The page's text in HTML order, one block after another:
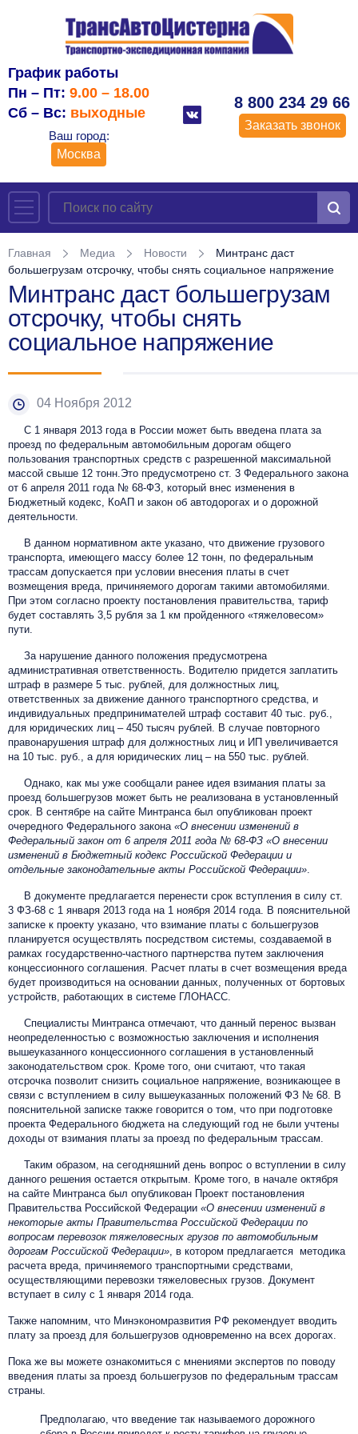
График работы
Пн – Пт: 9.00 – 18.00
Сб – Вс: выходные
Ваш город:
Москва
8 800 234 29 66
Заказать звонок
Главная Медиа Новости
Минтранс даст
большегрузам отсрочку, чтобы снять социальное напряжение
Минтранс даст большегрузам
отсрочку, чтобы снять
социальное напряжение
04 Ноября 2012
С 1 января 2013 года в России может быть введена плата за
проезд по федеральным автомобильным дорогам общего
пользования транспортных средств с разрешенной максимальной
массой свыше 12 тонн.Это предусмотрено ст. 3 Федерального закона
от 6 апреля 2011 года № 68-ФЗ, который внес изменения в
Бюджетный кодекс, КоАП и закон об автодорогах и о дорожной
деятельности.
В данном нормативном акте указано, что движение грузового
транспорта, имеющего массу более 12 тонн, по федеральным
трассам допускается при условии внесения платы в счет
возмещения вреда, причиняемого дорогам такими автомобилями.
При этом согласно проекту постановления правительства, тариф
будет составлять 3,5 рубля за 1 км пройденного «тяжеловесом»
пути.
За нарушение данного положения предусмотрена
административная ответственность. Водителю придется заплатить
штраф в размере 5 тыс. рублей, для должностных лиц,
ответственных за движение данного транспортного средства, и
индивидуальных предпринимателей штраф составит 40 тыс. руб.,
для юридических лиц – 450 тысяч рублей. В случае повторного
правонарушения штраф для должностных лиц и ИП увеличивается
на 10 тыс. руб., а для юридических лиц – на 550 тыс. рублей.
Однако, как мы уже сообщали ранее идея взимания платы за
проезд большегрузов может быть не реализована в установленный
срок. В сентябре на сайте Минтранса был опубликован проект
очередного Федерального закона «О внесении изменений в
Федеральный закон от 6 апреля 2011 года № 68-ФЗ «О внесении
изменений в Бюджетный кодекс Российской Федерации и
отдельные законодательные акты Российской Федерации»
В документе предлагается перенести срок вступления в силу ст.
3 ФЗ-68 с 1 января 2013 года на 1 ноября 2014 года. В пояснительной
записке к проекту указано, что взимание платы с большегрузов
планируется осуществлять посредством системы, создаваемой в
рамках государственно-частного партнерства путем заключения
концессионного соглашения. Расчет платы в счет возмещения вреда
будет производиться на основании данных, полученных от бортовых
устройств, работающих в системе ГЛОНАСС.
Специалисты Минтранса отмечают, что данный перенос вызван
неопределенностью с возможностью заключения и исполнения
вышеуказанного концессионного соглашения в установленный
законодательством срок. Кроме того, они считают, что такая
отсрочка позволит снизить социальное напряжение, возникающее в
связи с вступлением в силу вышеуказанных положений ФЗ № 68. В
пояснительной записке также говорится о том, что при подготовке
проекта Федерального бюджета на следующий год не были учтены
доходы от взимания платы за проезд по федеральным трассам.
Таким образом, на сегодняшний день вопрос о вступлении в силу
данного решения остается открытым. Кроме того, в начале октября
на сайте Минтранса был опубликован Проект постановления
Правительства Российской Федерации «О внесении изменений в
некоторые акты Правительства Российской Федерации по
вопросам перевозок тяжеловесных грузов по автомобильным
дорогам Российской Федерации» , в котором предлагается методика
расчета вреда, причиняемого транспортными средствами,
осуществляющими перевозки тяжеловесных грузов. Документ
вступает в силу с 1 января 2014 года.
Также напомним, что Минэкономразвития РФ рекомендует вводить
плату за проезд для большегрузов одновременно на всех дорогах.
Пока же вы можете ознакомиться с мнениями экспертов по поводу
введения платы за проезд большегрузов по федеральным трассам
страны.
Предполагаю, что введение так называемого дорожного